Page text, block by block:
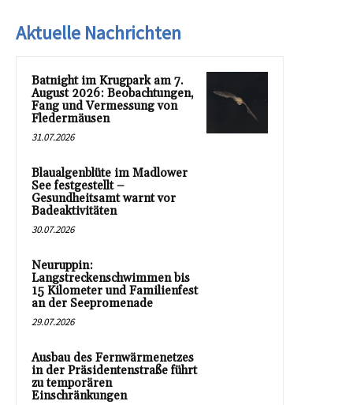
Aktuelle Nachrichten
Batnight im Krugpark am 7.
August 2026: Beobachtungen,
Fang und Vermessung von
Fledermäusen
31.07.2026
Blaualgenblüte im Madlower
See festgestellt –
Gesundheitsamt warnt vor
Badeaktivitäten
30.07.2026
Neuruppin:
Langstreckenschwimmen bis
15 Kilometer und Familienfest
an der Seepromenade
29.07.2026
Ausbau des Fernwärmenetzes
in der Präsidentenstraße führt
zu temporären
Einschränkungen